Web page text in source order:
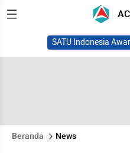
SATU Indonesia
Beranda News